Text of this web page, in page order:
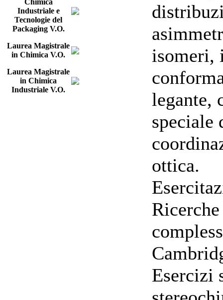
Chimica
Industriale e
Tecnologie del
Packaging V.O.
Laurea Magistrale
in Chimica V.O.
Laurea Magistrale
in Chimica
Industriale V.O.
isomeri,
legante,
speciale
ottica.
Esercizi